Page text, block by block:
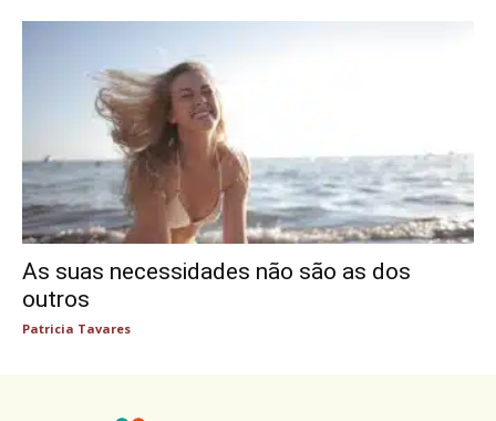
As suas necessidades não são as dos
outros
Patricia Tavares